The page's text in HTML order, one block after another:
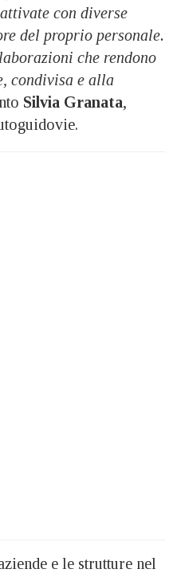
con diverse
del proprio personale.
che rendono
condivisa e alla
Silvia Granata,
e le strutture nel